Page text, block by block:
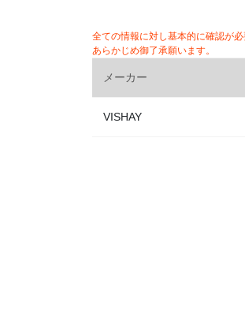
全ての情報に対し基本的に確認が
あらかじめ御了承願います。
メーカー
VISHAY